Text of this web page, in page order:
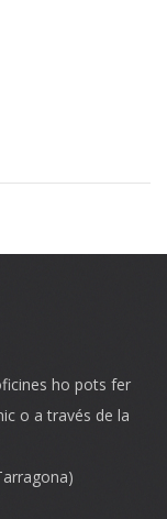
ho pots fer
o a través de la